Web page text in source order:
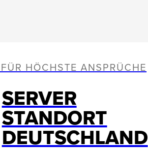
HÖCHSTE ANSPRÜCHE
SERVER
STANDORT
DEUTSCHLAND